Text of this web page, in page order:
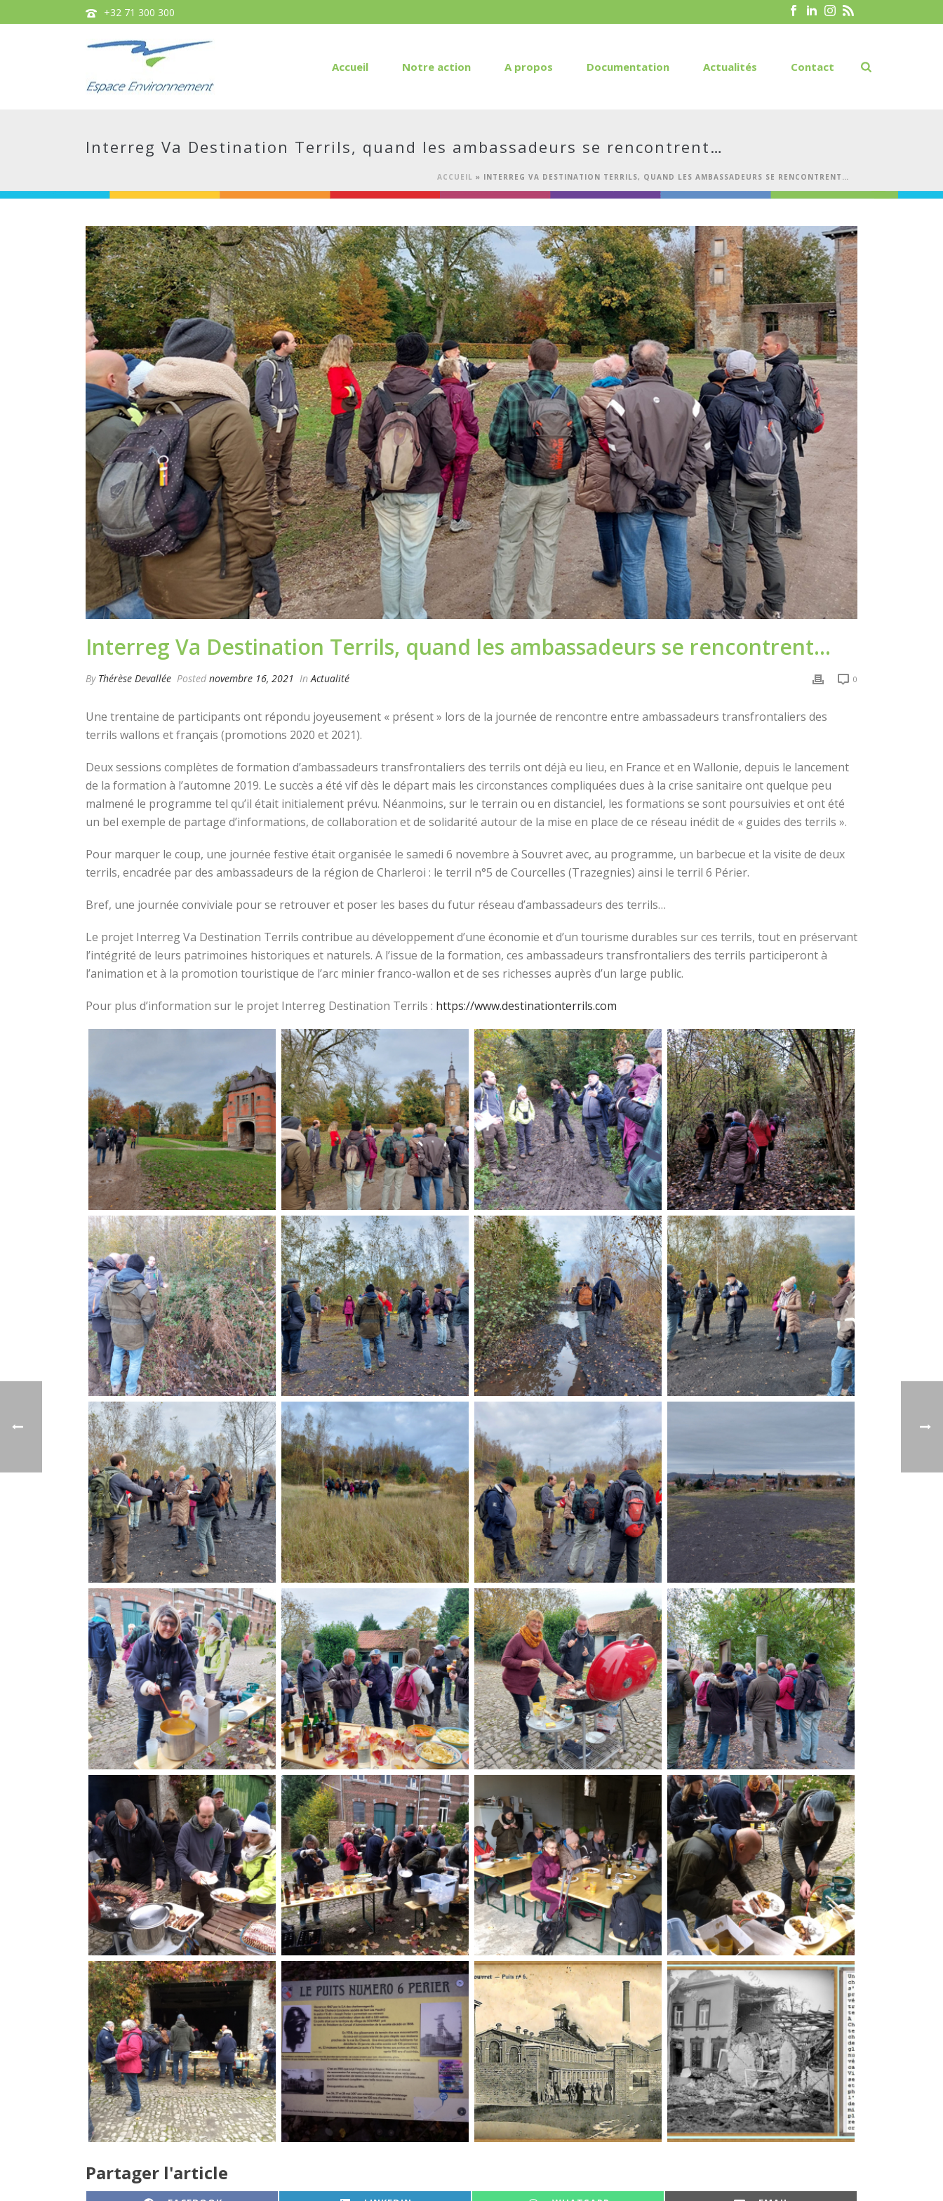
+32 71 300 300
Accueil Notre action A propos Documentation Actualités Contact
Interreg Va Destination Terrils, quand les ambassadeurs se rencontrent…
ACCUEIL » INTERREG VA DESTINATION TERRILS, QUAND LES AMBASSADEURS SE RENCONTRENT…
Interreg Va Destination Terrils, quand les ambassadeurs se rencontrent…
By Thérèse Devallée Posted novembre 16, 2021 InActualité 0
Une trentaine de participants ont répondu joyeusement « présent » lors de la journée de rencontre entre ambassadeurs transfrontaliers des
terrils wallons et français (promotions 2020 et 2021).
Deux sessions complètes de formation d’ambassadeurs transfrontaliers des terrils ont déjà eu lieu, en France et en Wallonie, depuis le lancement
de la formation à l’automne 2019. Le succès a été vif dès le départ mais les circonstances compliquées dues à la crise sanitaire ont quelque peu
malmené le programme tel qu’il était initialement prévu. Néanmoins, sur le terrain ou en distanciel, les formations se sont poursuivies et ont été
un bel exemple de partage d’informations, de collaboration et de solidarité autour de la mise en place de ce réseau inédit de « guides des terrils ».
Pour marquer le coup, une journée festive était organisée le samedi 6 novembre à Souvret avec, au programme, un barbecue et la visite de deux
terrils, encadrée par des ambassadeurs de la région de Charleroi : le terril n°5 de Courcelles (Trazegnies) ainsi le terril 6 Périer.
Bref, une journée conviviale pour se retrouver et poser les bases du futur réseau d’ambassadeurs des terrils…
Le projet Interreg Va Destination Terrils contribue au développement d’une économie et d’un tourisme durables sur ces terrils, tout en préservant
l’intégrité de leurs patrimoines historiques et naturels. A l’issue de la formation, ces ambassadeurs transfrontaliers des terrils participeront à
l’animation et à la promotion touristique de l’arc minier franco-wallon et de ses richesses auprès d’un large public.
Pour plus d’information sur le projet Interreg Destination Terrils : https://www.destinationterrils.com
Partager l'article